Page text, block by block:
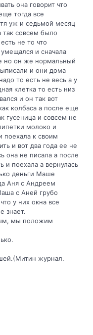
она говорит что
тогда все
уж и седьмой месяц
так совсем было
не то что
и сначала
но он же нормальный
и они дома
то есть не весь а у
клетка то есть низ
и он так вот
колбаса а после еще
гусеница и совсем не
молоко и
поехала к своим
и вот два года ее не
она не писала а после
и поехала а вернулась
деньги Маше
Аня с Андреем
с Аней грубо
у них окна все
знает.
мы положим
журнал.